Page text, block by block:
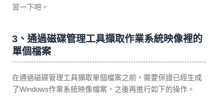
習一下吧。
3、通過磁碟管理工具擷取作業系統映像裡的
單個檔案
在通過磁碟管理工具擷取單個檔案之前，需要保證已經生成
了Windows作業系統映像檔案，之後再進行如下的操作。